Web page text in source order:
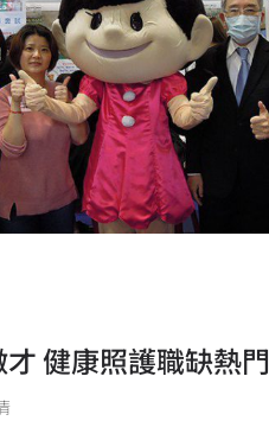
健康照護職缺熱門